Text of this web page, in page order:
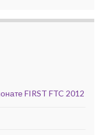
FIRST FTC 2012